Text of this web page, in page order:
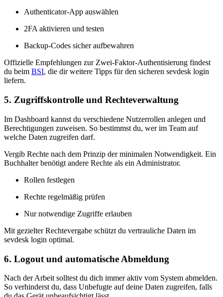
Authenticator-App auswählen
2FA aktivieren und testen
Backup-Codes sicher aufbewahren
Offizielle Empfehlungen zur Zwei-Faktor-Authentisierung findest
du beim BSI, die dir weitere Tipps für den sicheren sevdesk login
liefern.
5. Zugriffskontrolle und Rechteverwaltung
Im Dashboard kannst du verschiedene Nutzerrollen anlegen und
Berechtigungen zuweisen. So bestimmst du, wer im Team auf
welche Daten zugreifen darf.
Vergib Rechte nach dem Prinzip der minimalen Notwendigkeit. Ein
Buchhalter benötigt andere Rechte als ein Administrator.
Rollen festlegen
Rechte regelmäßig prüfen
Nur notwendige Zugriffe erlauben
Mit gezielter Rechtevergabe schützt du vertrauliche Daten im
sevdesk login optimal.
6. Logout und automatische Abmeldung
Nach der Arbeit solltest du dich immer aktiv vom System abmelden.
So verhinderst du, dass Unbefugte auf deine Daten zugreifen, falls